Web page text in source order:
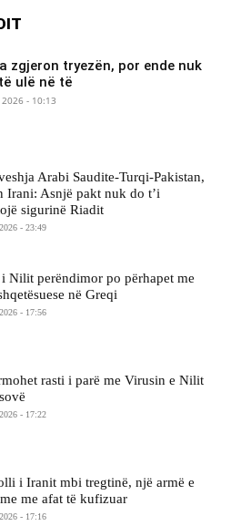
zgjeron tryezën, por ende nuk
ulë në të
- 10:13
Arabi Saudite-Turqi-Pakistan,
Irani: Asnjë pakt nuk do t’i
sigurinë Riadit
- 23:49
Nilit perëndimor po përhapet me
në Greqi
- 17:56
rasti i parë me Virusin e Nilit
- 17:22
i Iranit mbi tregtinë, një armë e
me afat të kufizuar
- 17:16